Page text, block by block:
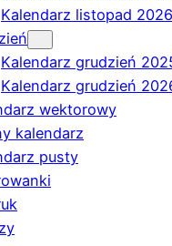
Kalendarz listopad 2026
Kalendarz grudzień
Kalendarz grudzień
wektorowy
kalendarz
pusty